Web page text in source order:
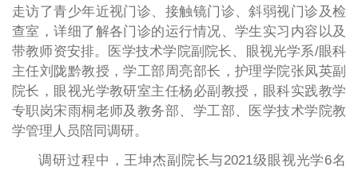
走访了青少年近视门诊、接触镜门诊、斜弱视门诊及检
查室，详细了解各门诊的运行情况、学生实习内容以及
带教师资安排。医学技术学院副院长、眼视光学系/眼科
主任刘陇黔教授，学工部周亮部长，护理学院张凤英副
院长，眼视光学教研室主任杨必副教授，眼科实践教学
专职岗宋雨桐老师及教务部、学工部、医学技术学院教
学管理人员陪同调研。
调研过程中，王坤杰副院长与2021级眼视光学6名